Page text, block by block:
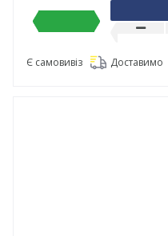
Є самовивіз Доставимо